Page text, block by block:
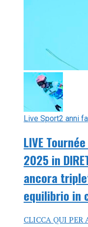
Live Sport2 anni fa
LIVE
2025 in
ancora
equilibrio in
CLICCA QUI PER